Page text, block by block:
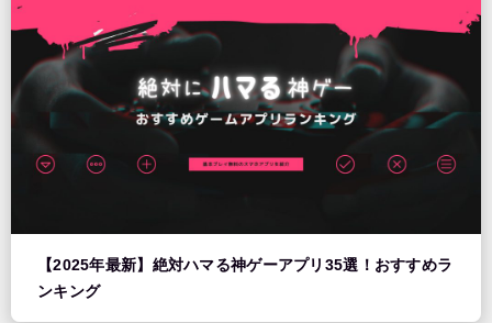
【2025年最新】絶対ハマる神ゲーアプリ35選！おすすめラ
ンキング